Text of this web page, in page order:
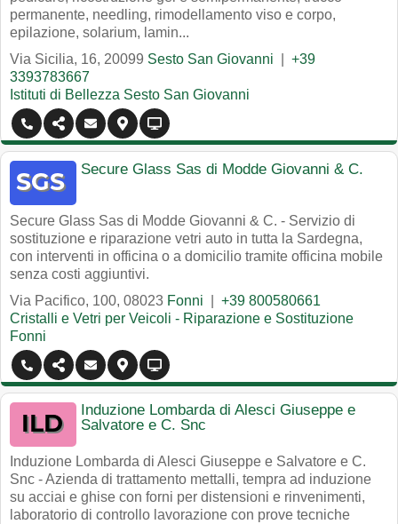
permanente, needling, rimodellamento viso e corpo,
epilazione, solarium, lamin...
Via Sicilia, 16, 20099 Sesto San Giovanni
+39
3393783667
Istituti di Bellezza Sesto San Giovanni
Secure Glass Sas di Modde Giovanni & C.
Secure Glass Sas di Modde Giovanni & C. - Servizio di
sostituzione e riparazione vetri auto in tutta la Sardegna,
con interventi in officina o a domicilio tramite officina mobile
senza costi aggiuntivi.
Via Pacifico, 100, 08023 Fonni
+39 800580661
Cristalli e Vetri per Veicoli - Riparazione e Sostituzione
Fonni
Induzione Lombarda di Alesci Giuseppe e
Salvatore e C. Snc
Induzione Lombarda di Alesci Giuseppe e Salvatore e C.
Snc - Azienda di trattamento mettalli, tempra ad induzione
su acciai e ghise con forni per distensioni e rinvenimenti,
laboratorio di controllo lavorazione con prove tecniche